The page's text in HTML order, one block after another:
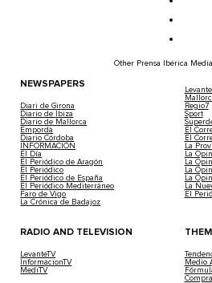
Other Prensa Ibérica
NEWSPAPERS
Diari de Girona
Diario de Ibiza
Diario de Mallorca
Empordà
Diario Córdoba
INFORMACIÓN
El Día
El Periódico de Aragón
El Periódico
El Periódico de España
El Periódico Mediterráneo
Faro de Vigo
La Crónica de Badajoz
Regio7
Sport
El
El
La
La
La
La
La
La
El
RADIO AND TELEVISION
LevanteTV
InformacionTV
MediTV
Medio